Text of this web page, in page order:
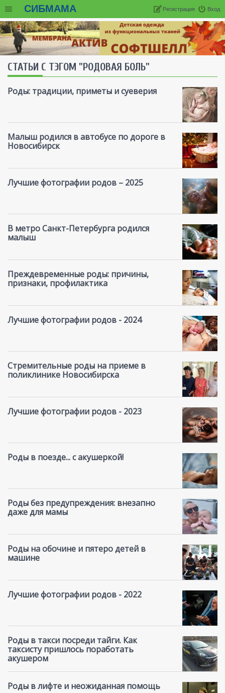
СИБМАМА Вход
Регистрация
СТАТЬИ С ТЭГОМ "РОДОВАЯ БОЛЬ"
Роды: традиции, приметы и суеверия
Малыш родился в автобусе по дороге в
Новосибирск
Лучшие фотографии родов – 2025
В метро Санкт-Петербурга родился
малыш
Преждевременные роды: причины,
признаки, профилактика
Лучшие фотографии родов - 2024
Стремительные роды на приеме в
поликлинике Новосибирска
Лучшие фотографии родов - 2023
Роды в поезде... с акушеркой!
Роды без предупреждения: внезапно
даже для мамы
Роды на обочине и пятеро детей в
машине
Лучшие фотографии родов - 2022
Роды в такси посреди тайги. Как
таксисту пришлось поработать
акушером
Роды в лифте и неожиданная помощь